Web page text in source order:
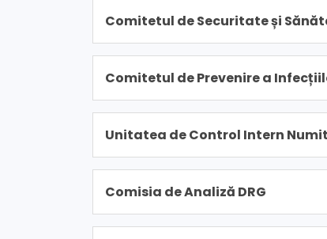
Comitetul de Securitate și
Comitetul de Prevenire a
Unitatea de Control Intern
Comisia de Analiză DRG